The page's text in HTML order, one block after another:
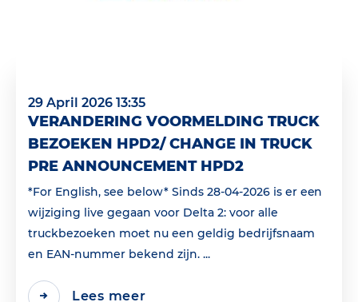
29 April 2026 13:35
VERANDERING VOORMELDING TRUCK
BEZOEKEN HPD2/ CHANGE IN TRUCK
PRE ANNOUNCEMENT HPD2
*For English, see below* Sinds 28-04-2026 is er een
wijziging live gegaan voor Delta 2: voor alle
truckbezoeken moet nu een geldig bedrijfsnaam
en EAN‑nummer bekend zijn. ...
Lees meer